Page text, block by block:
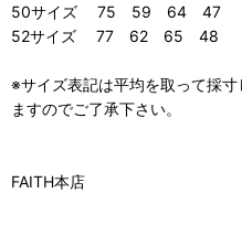
50サイズ 75 59 64 47
52サイズ 77 62 65 48
※サイズ表記は平均を取って採
ますのでご了承下さい。
FAITH本店